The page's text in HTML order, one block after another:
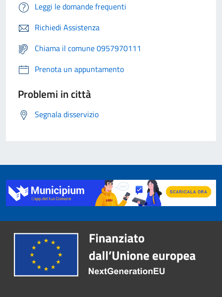
Leggi le domande frequenti
Richiedi Assistenza
Chiama il comune 0957970111
Prenota un appuntamento
Problemi in città
Segnala disservizio